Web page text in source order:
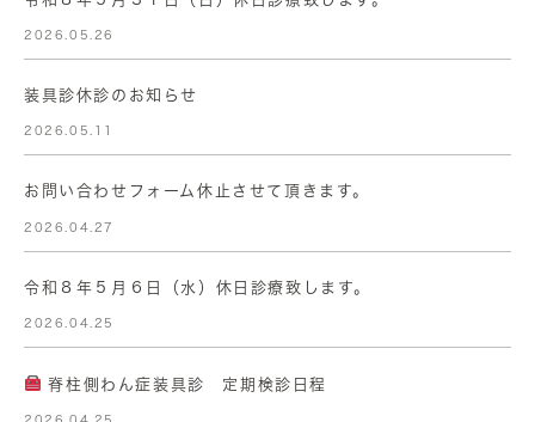
2026.05.26
装具診休診のお知らせ
2026.05.11
お問い合わせフォーム休止させて頂きます。
2026.04.27
令和８年５月６日（水）休日診療致します。
2026.04.25
脊柱側わん症装具診 定期検診日程
2026.04.25